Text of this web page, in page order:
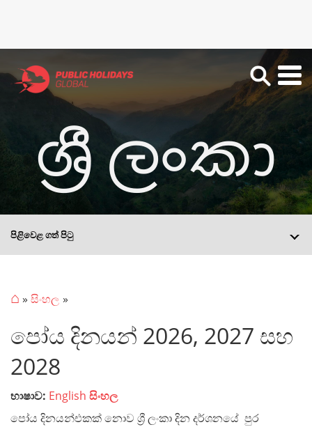
ශ්‍රී ලංකා
පිළිවෙළ ගත් පිටු
⌂ » සිංහල
පෝය දිනයන් 2026, 2027 සහ
2028
භාෂාව: English සිංහල
පෝය දිනයන්එකක් නොව ශ්‍රී ලංකා දින දර්ශනයේ පුර